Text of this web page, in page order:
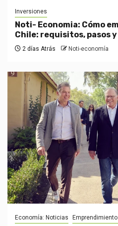
Inversiones
Noti- Economia: Cómo
Chile: requisitos, pasos
2 días Atrás Noti-economía
Economía: Noticias